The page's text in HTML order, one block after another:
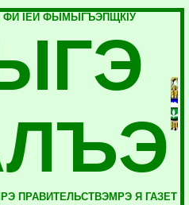
IЕЙ ФЫМЫГЪЭПЩКIУ
ПРАВИТЕЛЬСТВЭМРЭ Я ГАЗЕТ